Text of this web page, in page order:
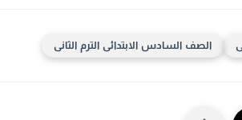
الصف السادس الابتدائى الترم الثانى